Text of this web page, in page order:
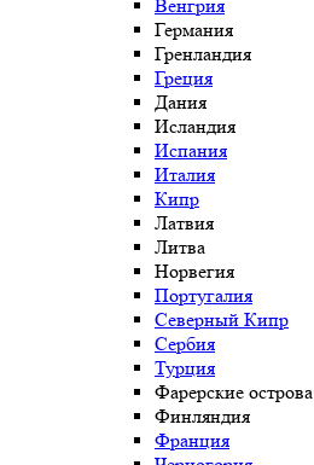
Венгрия
Германия
Гренландия
Греция
Дания
Исландия
Испания
Италия
Кипр
Латвия
Литва
Норвегия
Португалия
Северный Кипр
Сербия
Турция
Фарерские острова
Финляндия
Франция